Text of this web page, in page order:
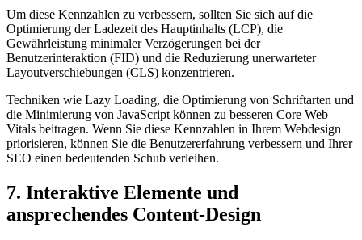
Um diese Kennzahlen zu verbessern, sollten Sie sich auf die
Optimierung der Ladezeit des Hauptinhalts (LCP), die
Gewährleistung minimaler Verzögerungen bei der
Benutzerinteraktion (FID) und die Reduzierung unerwarteter
Layoutverschiebungen (CLS) konzentrieren.
Techniken wie Lazy Loading, die Optimierung von Schriftarten und
die Minimierung von JavaScript können zu besseren Core Web
Vitals beitragen. Wenn Sie diese Kennzahlen in Ihrem Webdesign
priorisieren, können Sie die Benutzererfahrung verbessern und Ihrer
SEO einen bedeutenden Schub verleihen.
7. Interaktive Elemente und
ansprechendes Content-Design